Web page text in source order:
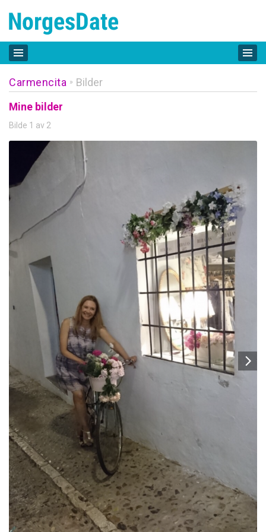
Carmencita » Bilder
Mine bilder
Bilde 1 av 2